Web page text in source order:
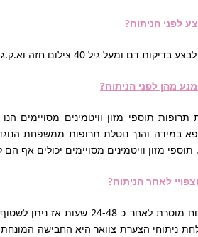
לפני הניתוח?
חזה וא.ק.ג. במקרים ספציפים תתבקשנה בדיקות נוספות.
מהן לפני הניתוח?
תוספי מזון וויטמינים מסויימים
תוספי מזון וויטמינים מסויימים יכולים
לאחר הניתוח?
החבישה שהונחה בניתוח מוסרת
ניתוחי הצערת צוואר היא החבישה